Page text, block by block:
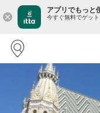
close
アプリでもっと
今すぐ無料でゲット